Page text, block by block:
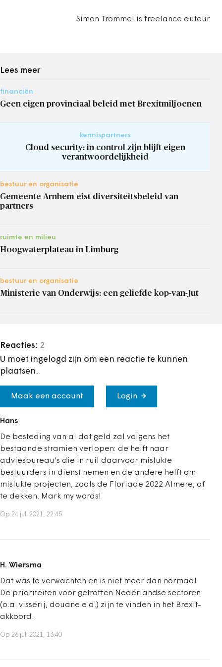
Simon Trommel is freelance auteur
Lees meer
financiën
Geen eigen provinciaal beleid met Brexitmiljoenen
kennispartners
Cloud security: in control zijn blijft eigen
verantwoordelijkheid
bestuur en organisatie
Gemeente Arnhem eist diversiteitsbeleid van
partners
ruimte en milieu
Hoogwaterplateau in Limburg
bestuur en organisatie
Ministerie van Onderwijs: een geliefde kop-van-Jut
Reacties: 2
U moet ingelogd zijn om een reactie te kunnen
plaatsen.
Maak een account Login
Hans
De besteding van al dat geld zal volgens het
bestaande stramien verlopen: de helft naar
adviesbureau's die in ruil daarvoor mislukte
bestuurders in dienst nemen en de andere helft om
mislukte projecten, zoals de Floriade 2022 Almere, af
te dekken. Mark my words!
Op 24 juli 2021, 22:45
H. Wiersma
Dat was te verwachten en is niet meer dan normaal.
De prioriteiten voor getroffen Nederlandse sectoren
(o.a. visserij, douane e.d.) zijn te vinden in het Brexit-
akkoord.
Op 26 juli 2021, 13:40